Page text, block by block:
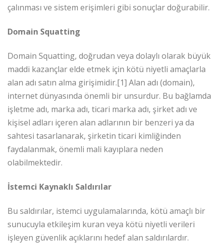
çalınması ve sistem erişimleri gibi sonuçlar doğurabilir.
Domain Squatting
Domain Squatting, doğrudan veya dolaylı olarak büyük
maddi kazançlar elde etmek için kötü niyetli amaçlarla
alan adı satın alma girişimidir.[1] Alan adı (domain),
internet dünyasında önemli bir unsurdur. Bu bağlamda
işletme adı, marka adı, ticari marka adı, şirket adı ve
kişisel adları içeren alan adlarının bir benzeri ya da
sahtesi tasarlanarak, şirketin ticari kimliğinden
faydalanmak, önemli mali kayıplara neden
olabilmektedir.
İstemci Kaynaklı Saldırılar
Bu saldırılar, istemci uygulamalarında, kötü amaçlı bir
sunucuyla etkileşim kuran veya kötü niyetli verileri
işleyen güvenlik açıklarını hedef alan saldırılardır.